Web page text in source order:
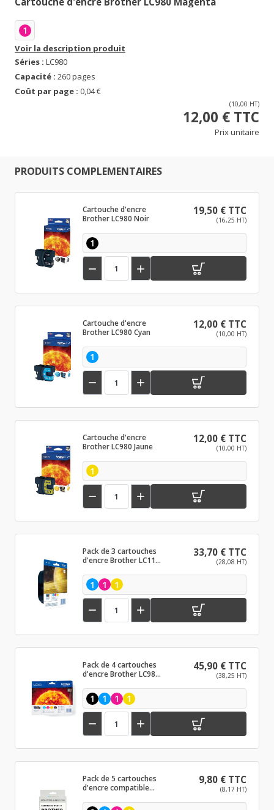
1
Voir la description produit
Séries : LC980
Capacité : 260 pages
Coût par page : 0,04 €
(10,00 HT)
12,00 € TTC
Prix unitaire
PRODUITS COMPLEMENTAIRES
Cartouche d'encre
Brother LC980 Noir
19,50 € TTC
(16,25 HT)
1
 
Cartouche d'encre
Brother LC980 Cyan
12,00 € TTC
(10,00 HT)
1
 
Cartouche d'encre
Brother LC980 Jaune
12,00 € TTC
(10,00 HT)
1
 
Pack de 3 cartouches
d'encre Brother LC1100
33,70 € TTC
(28,08 HT)
1 1 1
 
Pack de 4 cartouches
d'encre Brother LC980
45,90 € TTC
(38,25 HT)
1 1 1 1
 
Pack de 5 cartouches
d'encre compatible
XL Noir et couleurs
9,80 € TTC
(8,17 HT)